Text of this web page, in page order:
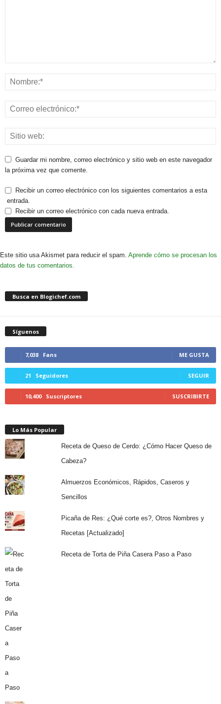
Guardar mi nombre, correo electrónico y sitio web en este navegador
la próxima vez que comente.
Recibir un correo electrónico con los siguientes comentarios a esta
entrada.
Recibir un correo electrónico con cada nueva entrada.
Este sitio usa Akismet para reducir el spam. Aprende cómo se procesan los
datos de tus comentarios.
Busca en Blogichef.com
Síguenos
7,038 Fans ME GUSTA
21 Seguidores SEGUIR
10,400 Suscriptores SUSCRIBIRTE
Lo Más Popular
Receta de Queso de Cerdo: ¿Cómo Hacer Queso de
Cabeza?
Almuerzos Económicos, Rápidos, Caseros y
Sencillos
Picaña de Res: ¿Qué corte es?, Otros Nombres y
Recetas [Actualizado]
Receta de Torta de Piña Casera Paso a Paso